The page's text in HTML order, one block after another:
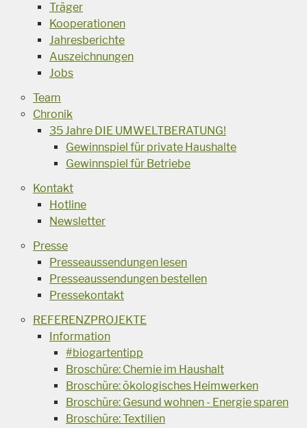
Träger
Kooperationen
Jahresberichte
Auszeichnungen
Jobs
Team
Chronik
35 Jahre DIE UMWELTBERATUNG!
Gewinnspiel für private Haushalte
Gewinnspiel für Betriebe
Kontakt
Hotline
Newsletter
Presse
Presseaussendungen lesen
Presseaussendungen bestellen
Pressekontakt
REFERENZPROJEKTE
Information
#biogartentipp
Broschüre: Chemie im Haushalt
Broschüre: ökologisches Heimwerken
Broschüre: Gesund wohnen - Energie sparen
Broschüre: Textilien